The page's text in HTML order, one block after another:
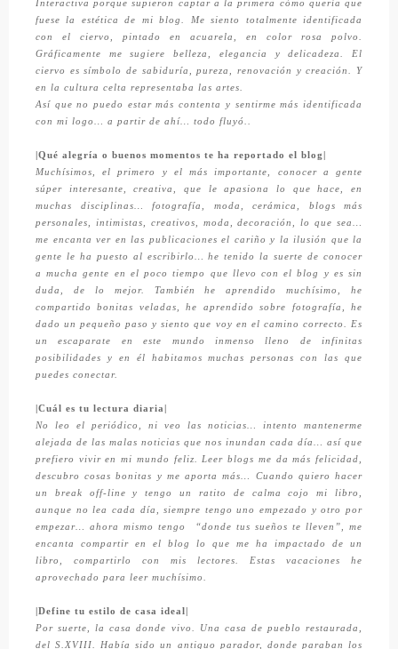
Interactiva porque supieron captar a la primera cómo quería que
fuese la estética de mi blog. Me siento totalmente identificada
con el ciervo, pintado en acuarela, en color rosa polvo.
Gráficamente me sugiere belleza, elegancia y delicadeza. El
ciervo es símbolo de sabiduría, pureza, renovación y creación. Y
en la cultura celta representaba las artes.
Así que no puedo estar más contenta y sentirme más identificada
con mi logo… a partir de ahí… todo fluyó..
|Qué alegría o buenos momentos te ha reportado el blog|
Muchísimos, el primero y el más importante, conocer a gente
súper interesante, creativa, que le apasiona lo que hace, en
muchas disciplinas… fotografía, moda, cerámica, blogs más
personales, intimistas, creativos, moda, decoración, lo que sea…
me encanta ver en las publicaciones el cariño y la ilusión que la
gente le ha puesto al escribirlo… he tenido la suerte de conocer
a mucha gente en el poco tiempo que llevo con el blog y es sin
duda, de lo mejor. También he aprendido muchísimo, he
compartido bonitas veladas, he aprendido sobre fotografía, he
dado un pequeño paso y siento que voy en el camino correcto. Es
un escaparate en este mundo inmenso lleno de infinitas
posibilidades y en él habitamos muchas personas con las que
puedes conectar.
|Cuál es tu lectura diaria|
No leo el periódico, ni veo las noticias… intento mantenerme
alejada de las malas noticias que nos inundan cada día… así que
prefiero vivir en mi mundo feliz. Leer blogs me da más felicidad,
descubro cosas bonitas y me aporta más… Cuando quiero hacer
un break off-line y tengo un ratito de calma cojo mi libro,
aunque no lea cada día, siempre tengo uno empezado y otro por
empezar… ahora mismo tengo
“donde tus sueños te lleven”, me
encanta compartir en el blog lo que me ha impactado de un
libro, compartirlo con mis lectores. Estas vacaciones he
aprovechado para leer muchísimo.
|Define tu estilo de casa ideal|
Por suerte, la casa donde vivo. Una casa de pueblo restaurada,
del S.XVIII. Había sido un antiguo parador, donde paraban los